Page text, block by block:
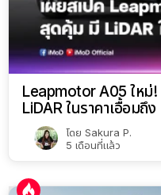
Leapmotor A05 ใหม่!
LiDAR ในราคาเอื้อมถึง
โดย Sakura P.
5 เดือนที่แล้ว